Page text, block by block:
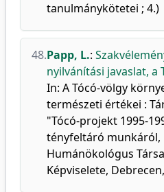
tanulmánykötetei ; 4.)
48.Papp, L.:
nyilvánítási javaslat, a
In: A Tócó-völgy
természeti értékei :
"Tócó-projekt 1995-
tényfeltáró munkáról,
Humánökológus
Képviselete,